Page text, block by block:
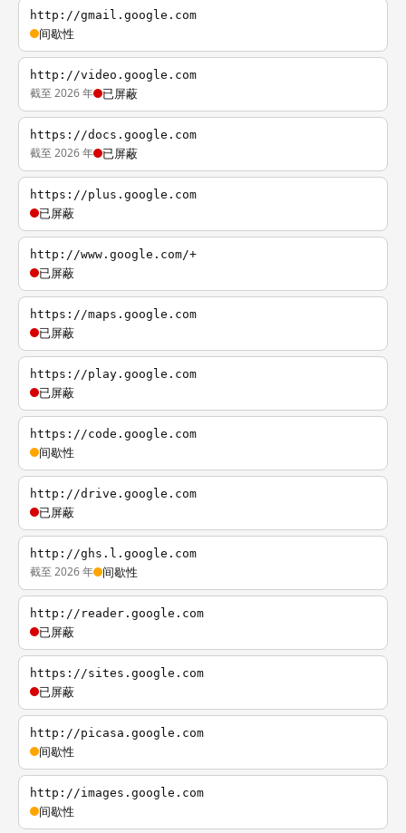
http://gmail.google.com
间歇性
http://video.google.com
截至 2026 年 已屏蔽
https://docs.google.com
截至 2026 年 已屏蔽
https://plus.google.com
已屏蔽
http://www.google.com/+
已屏蔽
https://maps.google.com
已屏蔽
https://play.google.com
已屏蔽
https://code.google.com
间歇性
http://drive.google.com
已屏蔽
http://ghs.l.google.com
截至 2026 年 间歇性
http://reader.google.com
已屏蔽
https://sites.google.com
已屏蔽
http://picasa.google.com
间歇性
http://images.google.com
间歇性